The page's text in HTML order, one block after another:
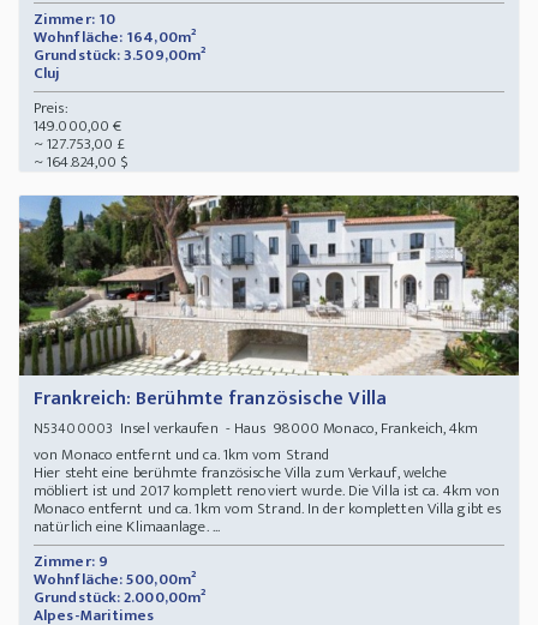
Zimmer: 10
Wohnfläche: 164,00m²
Grundstück: 3.509,00m²
Cluj
Preis:
149.000,00 €
~ 127.753,00 £
~ 164.824,00 $
Frankreich: Berühmte französische Villa
N53400003 Insel verkaufen - Haus 98000 Monaco, Frankeich, 4km
von Monaco entfernt und ca. 1km vom Strand
Hier steht eine berühmte französische Villa zum Verkauf, welche
möbliert ist und 2017 komplett renoviert wurde. Die Villa ist ca. 4km von
Monaco entfernt und ca. 1km vom Strand. In der kompletten Villa gibt es
natürlich eine Klimaanlage. ...
Zimmer: 9
Wohnfläche: 500,00m²
Grundstück: 2.000,00m²
Alpes-Maritimes